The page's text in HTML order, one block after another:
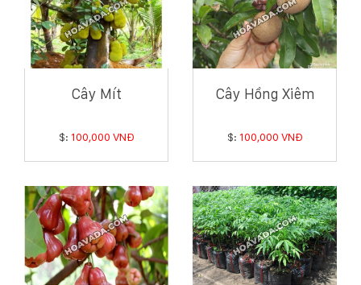
Cây Mít
$: 100,000 VNĐ
Cây Hồng Xiêm
$: 100,000 VNĐ